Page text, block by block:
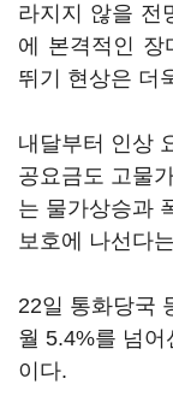
라지지 않을 전
에 본격적인 장
뛰기 현상은 더
내달부터 인상
공요금도 고물
는 물가상승과
보호에 나선다
22일 통화당국
월 5.4%를 넘어
이다.